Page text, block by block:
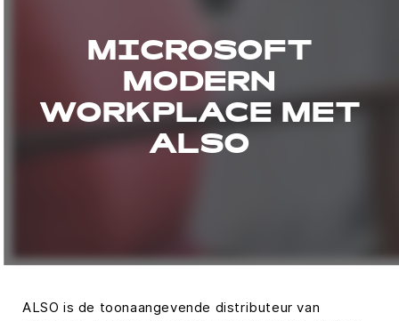
MICROSOFT
MODERN
WORKPLACE MET
ALSO
ALSO is de toonaangevende distributeur van